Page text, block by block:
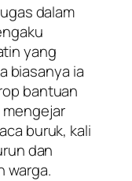
dalam
yang
biasanya ia
bantuan
buruk, kali
dan
warga.